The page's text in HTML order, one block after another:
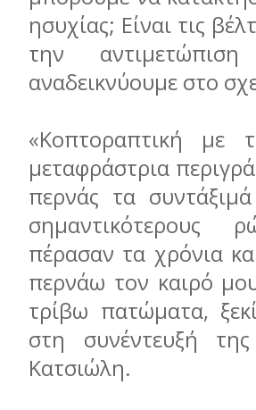
ησυχίας; Είναι τις
την
αναδεικνύουμε στο
«Κοπτοραπτική με
μεταφράστρια
περνάς τα
σημαντικότερους
πέρασαν τα χρόνια
περνάω τον καιρό
τρίβω πατώματα,
στη συνέντευξή
Κατσιώλη.